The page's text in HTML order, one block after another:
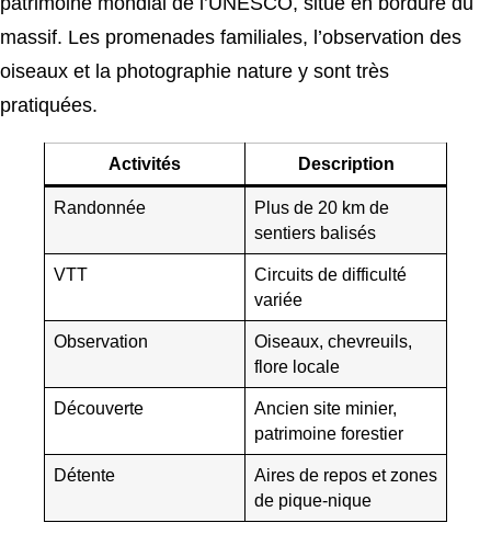
massif. Les promenades familiales, l’observation des
oiseaux et la photographie nature y sont très
pratiquées.
Activités Description
Randonnée
Plus de 20 km de
sentiers balisés
VTT
Circuits de difficulté
variée
Observation
Oiseaux, chevreuils,
flore locale
Découverte
Ancien site minier,
patrimoine forestier
Détente
Aires de repos et zones
de pique-nique